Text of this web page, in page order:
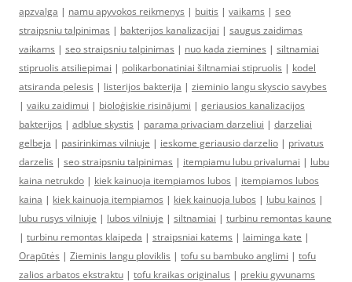
apzvalga | namu apyvokos reikmenys | buitis | vaikams | seo
straipsniu talpinimas | bakterijos kanalizacijai | saugus zaidimas
vaikams | seo straipsniu talpinimas | nuo kada ziemines | siltnamiai
stipruolis atsiliepimai | polikarbonatiniai šiltnamiai stipruolis | kodel
atsiranda pelesis | listerijos bakterija | zieminio langu skyscio savybes
| vaiku zaidimui | bioloģiskie risinājumi | geriausios kanalizacijos
bakterijos | adblue skystis | parama privaciam darzeliui | darzeliai
gelbeja | pasirinkimas vilniuje | ieskome geriausio darzelio | privatus
darzelis | seo straipsniu talpinimas | itempiamu lubu privalumai | lubu
kaina netrukdo | kiek kainuoja itempiamos lubos | itempiamos lubos
kaina | kiek kainuoja itempiamos | kiek kainuoja lubos | lubu kainos |
lubu rusys vilniuje | lubos vilniuje | siltnamiai | turbinu remontas kaune
| turbinu remontas klaipeda | straipsniai katems | laiminga kate |
Orapūtės | Zieminis langu ploviklis | tofu su bambuko anglimi | tofu
zalios arbatos ekstraktu | tofu kraikas originalus | prekiu gyvunams